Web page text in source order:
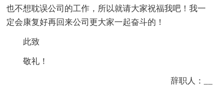
也不想耽误公司的工作，所以就请大家祝福我吧！我一
定会康复好再回来公司更大家一起奋斗的！
此致
敬礼！
辞职人：__